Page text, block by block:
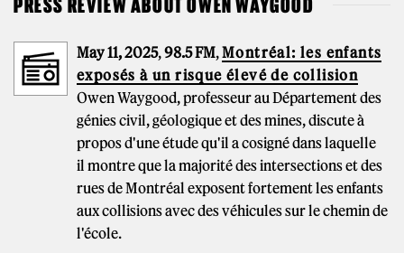
May 11, 2025,98.5 FM,Montréal: les enfants
exposés à un risque élevé de collision
Owen Waygood, professeur au Département des
génies civil, géologique et des mines, discute à
propos d'une étude qu'il a cosigné dans laquelle
il montre que la majorité des intersections et des
rues de Montréal exposent fortement les enfants
aux collisions avec des véhicules sur le chemin de
l'école.